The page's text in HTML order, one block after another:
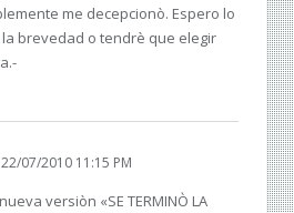
me decepcionò. Espero lo
brevedad o tendrè que elegir
22/07/2010 11:15 PM
versiòn «SE TERMINÒ LA